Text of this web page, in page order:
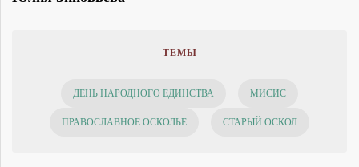
ТЕМЫ
ДЕНЬ НАРОДНОГО ЕДИНСТВА МИСИС
ПРАВОСЛАВНОЕ ОСКОЛЬЕ СТАРЫЙ ОСКОЛ